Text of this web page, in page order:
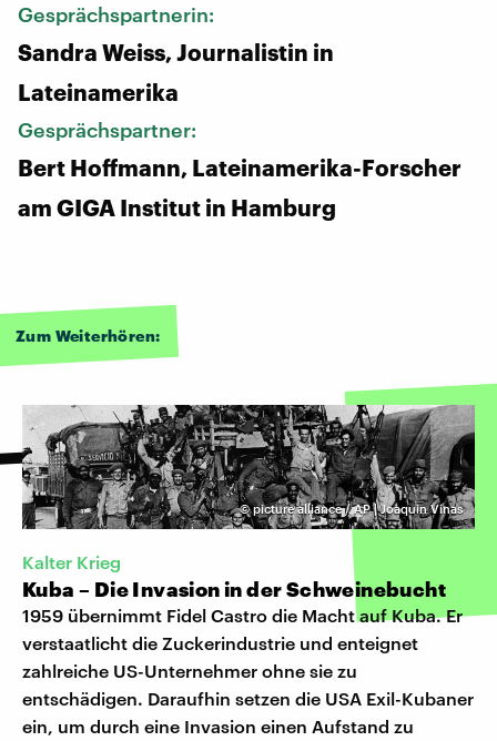
Gesprächspartnerin:
Sandra Weiss, Journalistin in
Lateinamerika
Gesprächspartner:
Bert Hoffmann, Lateinamerika-Forscher
am GIGA Institut in Hamburg
Zum Weiterhören:
©picture alliance / AP | Joaquin Vinas
Kalter Krieg
Kuba – Die Invasion in der Schweinebucht
1959 übernimmt Fidel Castro die Macht auf Kuba. Er
verstaatlicht die Zuckerindustrie und enteignet
zahlreiche US-Unternehmer ohne sie zu
entschädigen. Daraufhin setzen die USA Exil-Kubaner
ein, um durch eine Invasion einen Aufstand zu